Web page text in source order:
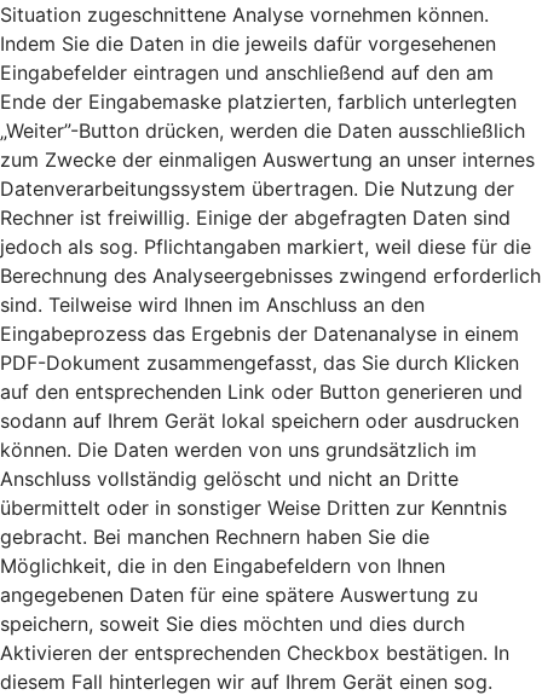
Situation zugeschnittene Analyse vornehmen können.
Indem Sie die Daten in die jeweils dafür vorgesehenen
Eingabefelder eintragen und anschließend auf den am
Ende der Eingabemaske platzierten, farblich unterlegten
„Weiter”-Button drücken, werden die Daten ausschließlich
zum Zwecke der einmaligen Auswertung an unser internes
Datenverarbeitungssystem übertragen. Die Nutzung der
Rechner ist freiwillig. Einige der abgefragten Daten sind
jedoch als sog. Pflichtangaben markiert, weil diese für die
Berechnung des Analyseergebnisses zwingend erforderlich
sind. Teilweise wird Ihnen im Anschluss an den
Eingabeprozess das Ergebnis der Datenanalyse in einem
PDF-Dokument zusammengefasst, das Sie durch Klicken
auf den entsprechenden Link oder Button generieren und
sodann auf Ihrem Gerät lokal speichern oder ausdrucken
können. Die Daten werden von uns grundsätzlich im
Anschluss vollständig gelöscht und nicht an Dritte
übermittelt oder in sonstiger Weise Dritten zur Kenntnis
gebracht. Bei manchen Rechnern haben Sie die
Möglichkeit, die in den Eingabefeldern von Ihnen
angegebenen Daten für eine spätere Auswertung zu
speichern, soweit Sie dies möchten und dies durch
Aktivieren der entsprechenden Checkbox bestätigen. In
diesem Fall hinterlegen wir auf Ihrem Gerät einen sog.